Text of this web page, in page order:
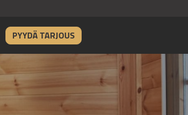
PYYDÄ TARJOUS